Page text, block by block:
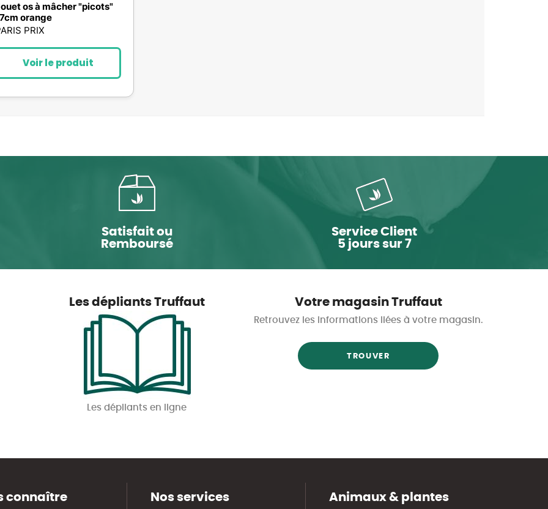
os à mâcher "picots"
orange
PRIX
Voir le produit
Satisfait ou
Remboursé
Service Client
5 jours sur 7
Les dépliants Truffaut
Les dépliants en ligne
Votre magasin Truffaut
Retrouvez les informations liées à votre magasin.
TROUVER
connaître Nos services Animaux & plantes